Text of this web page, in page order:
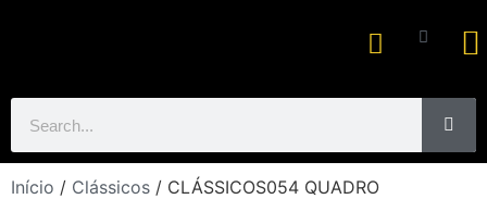
Início / Clássicos / CLÁSSICOS054 QUADRO